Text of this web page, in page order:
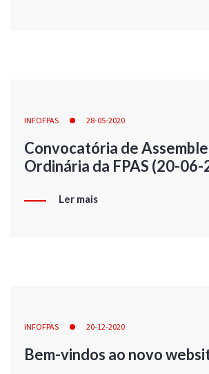
INFOFPAS 28-05-2020
Convocatória de
Ordinária da FPAS (20-06-
Ler mais
INFOFPAS 20-12-2020
Bem-vindos ao novo